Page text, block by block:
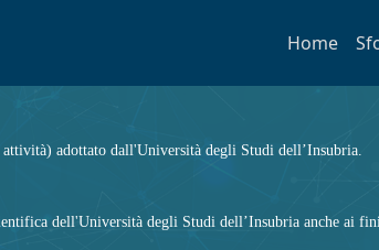
Home
adottato dall'Università degli Studi dell’Insubria.
dell'Università degli Studi dell’Insubria anche ai